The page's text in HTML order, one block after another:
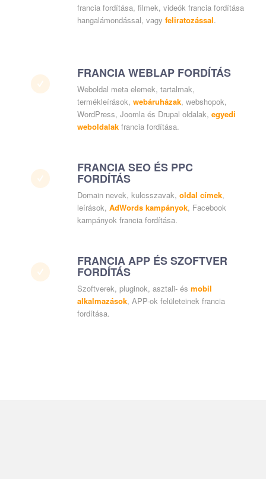
francia fordítása, filmek, videók francia fordítása
hangalámondással, vagy feliratozással.
FRANCIA WEBLAP FORDÍTÁS
Weboldal meta elemek, tartalmak,
termékleírások, webáruházak, webshopok,
WordPress, Joomla és Drupal oldalak, egyedi
weboldalakfrancia fordítása.
FRANCIA SEO ÉS PPC
FORDÍTÁS
Domain nevek, kulcsszavak, oldal címek,
leírások, AdWords kampányok, Facebook
kampányok francia fordítása.
FRANCIA APP ÉS SZOFTVER
FORDÍTÁS
Szoftverek, pluginok, asztali- és mobil
alkalmazások, APP-ok felületeinek francia
fordítása.